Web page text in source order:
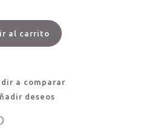
al carrito
a comparar
deseos